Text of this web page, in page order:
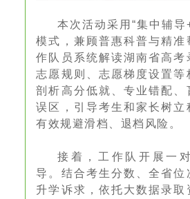
本次活动采用“集中辅导
模式，兼顾普惠科普与精准
作队员系统解读湖南省高考
志愿规则、志愿梯度设置等
剖析高分低就、专业错配、
误区，引导考生和家长树立
有效规避滑档、退档风险。
接着，工作队开展一
导。结合考生分数、全省位
升学诉求，依托大数据录取